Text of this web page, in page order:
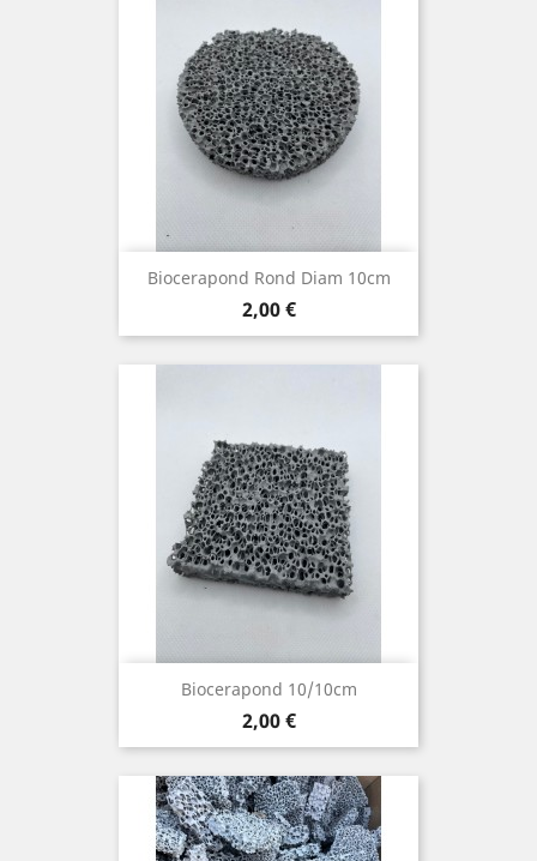
Biocerapond Rond Diam 10cm
Prix
2,00 €
Biocerapond 10/10cm
Prix
2,00 €